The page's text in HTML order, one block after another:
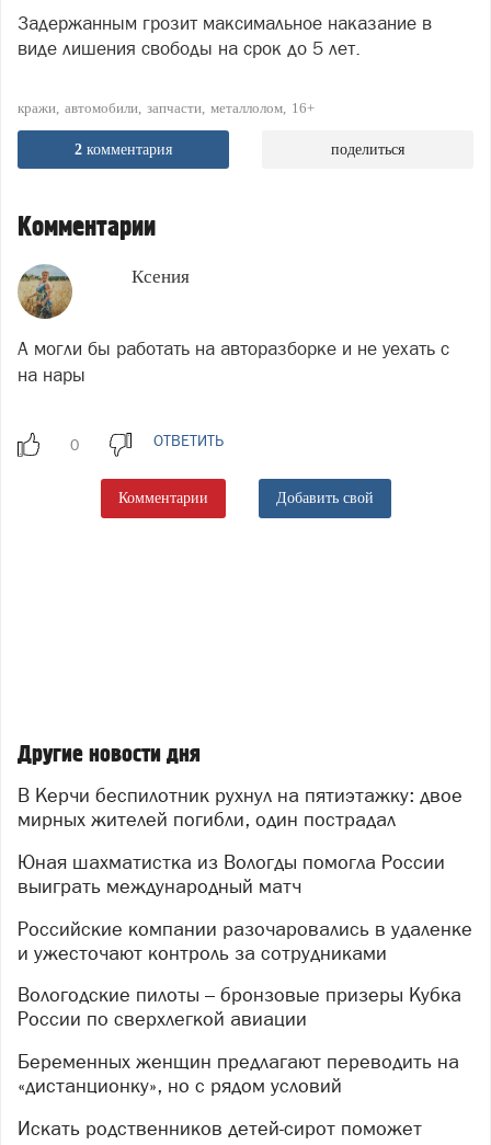
Задержанным грозит максимальное наказание в
виде лишения свободы на срок до 5 лет.
кражи автомобили запчасти металлолом 16+
2 комментария поделиться
Комментарии
Ксения
А могли бы работать на авторазборке и не уехать с
на нары
ОТВЕТИТЬ
Комментарии Добавить свой
Другие новости дня
В Керчи беспилотник рухнул на пятиэтажку: двое
мирных жителей погибли, один пострадал
Юная шахматистка из Вологды помогла России
выиграть международный матч
Российские компании разочаровались в удаленке
и ужесточают контроль за сотрудниками
Вологодские пилоты – бронзовые призеры Кубка
России по сверхлегкой авиации
Беременных женщин предлагают переводить на
«дистанционку», но с рядом условий
Искать родственников детей-сирот поможет